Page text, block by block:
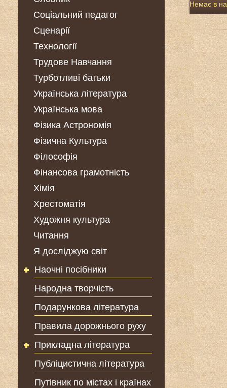
Соціальний педагог
Сценарії
Технології
Трудове Навчання
Турботливі батьки
Українська література
Українська мова
Фізика Астрономія
Фізична Культура
Філософія
Фінансова грамотність
Хімія
Хрестоматія
Художня культура
Читання
Я досліджую світ
Наочні посібники
Народна творчість
Подарункова література
Правила дорожнього руху
Прикладна література
Публіцистична література
Путівник по містах і країнах
Немає в